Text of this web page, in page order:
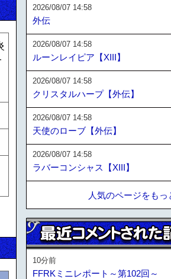
2026/08/07 14:58
外伝
2026/08/07 14:58
ルーンレイピア【XIII】
2026/08/07 14:58
クリスタルハープ【外伝】
2026/08/07 14:58
天使のローブ【外伝】
2026/08/07 14:58
ラバーコンシャス【XIII】
人気のページをもっ
10分前
FFRKミニレポート～第102回～